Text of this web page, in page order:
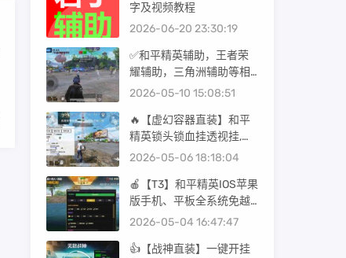
字及视频教程
2026-06-20 23:30:19
✅和平精英辅助，王者荣
耀辅助，三角洲辅助等相
关游戏辅助的常规使用教
2026-05-10 15:08:51
🔥【虚幻容器直装】和平
精英锁头锁血挂透视挂,免
费版辅助器软件
2026-05-06 18:18:04
🍎【T3】和平精英IOS苹果
版手机、平板全系统免越
狱免巨魔辅助科技 支持
支持任意签名工具
2026-05-04 16:47:47
👍【战神直装】一键开挂